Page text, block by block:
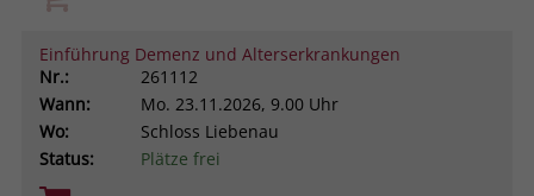
Einführung Demenz und Alterserkrankungen
Nr.:
261112
Wann:
Mo. 23.11.2026, 9.00 Uhr
Wo:
Schloss Liebenau
Status:
Plätze frei
Zweck
zu speichern und in einer einzigen
Sitzungsaufzeichnung
zusammenzufassen.